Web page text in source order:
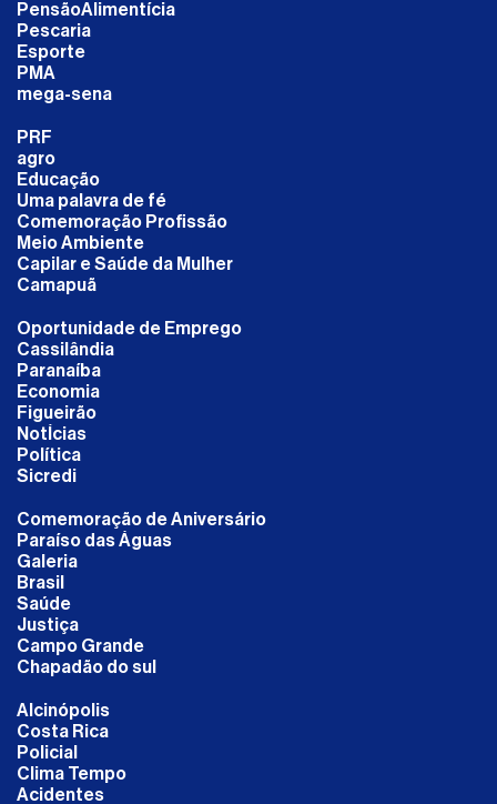
PensãoAlimentícia
Pescaria
Esporte
PMA
mega-sena
PRF
agro
Educação
Uma palavra de fé
Comemoração Profissão
Meio Ambiente
Capilar e Saúde da Mulher
Camapuã
Oportunidade de Emprego
Cassilândia
Paranaíba
Economia
Figueirão
NotÍcias
Política
Sicredi
Comemoração de Aniversário
Paraíso das Águas
Galeria
Brasil
Saúde
Justiça
Campo Grande
Chapadão do sul
Alcinópolis
Costa Rica
Policial
Clima Tempo
Acidentes